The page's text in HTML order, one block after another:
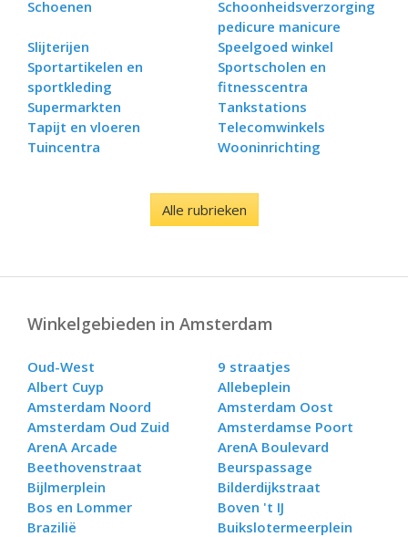
Schoenen
Schoonheidsverzorging
pedicure manicure
Slijterijen
Speelgoed winkel
Sportartikelen en
sportkleding
Sportscholen en
fitnesscentra
Supermarkten
Tankstations
Tapijt en vloeren
Telecomwinkels
Tuincentra
Wooninrichting
Alle rubrieken
Winkelgebieden in Amsterdam
Oud-West
9 straatjes
Albert Cuyp
Allebeplein
Amsterdam Noord
Amsterdam Oost
Amsterdam Oud Zuid
Amsterdamse Poort
ArenA Arcade
ArenA Boulevard
Beethovenstraat
Beurspassage
Bijlmerplein
Bilderdijkstraat
Bos en Lommer
Boven 't IJ
Brazilië
Buikslotermeerplein